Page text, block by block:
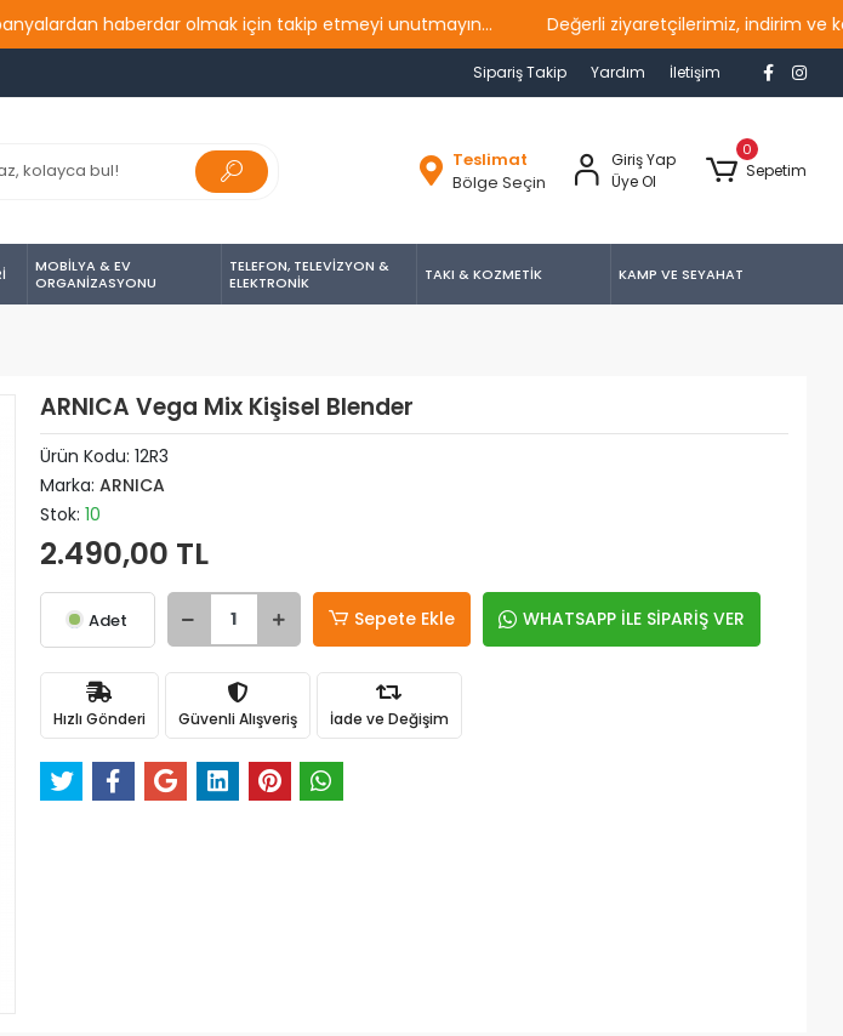
haberdar olmak için takip etmeyi unutmayın... Değerli ziyaretçilerimiz, indirim ve
Sipariş Takip Yardım İletişim
Teslimat
Bölge Seçin
Giriş Yap
Üye Ol
0
Sepetim
MOBİLYA & EV
ORGANİZASYONU
TELEFON, TELEVİZYON &
ELEKTRONİK
TAKI & KOZMETİK KAMP VE SEYAHAT
ARNICA Vega Mix Kişisel Blender
Ürün Kodu: 12R3
Marka: ARNICA
Stok: 10
2.490,00 TL
Adet Sepete Ekle WHATSAPP İLE SİPARİŞ VER
Hızlı Gönderi Güvenli Alışveriş İade ve Değişim